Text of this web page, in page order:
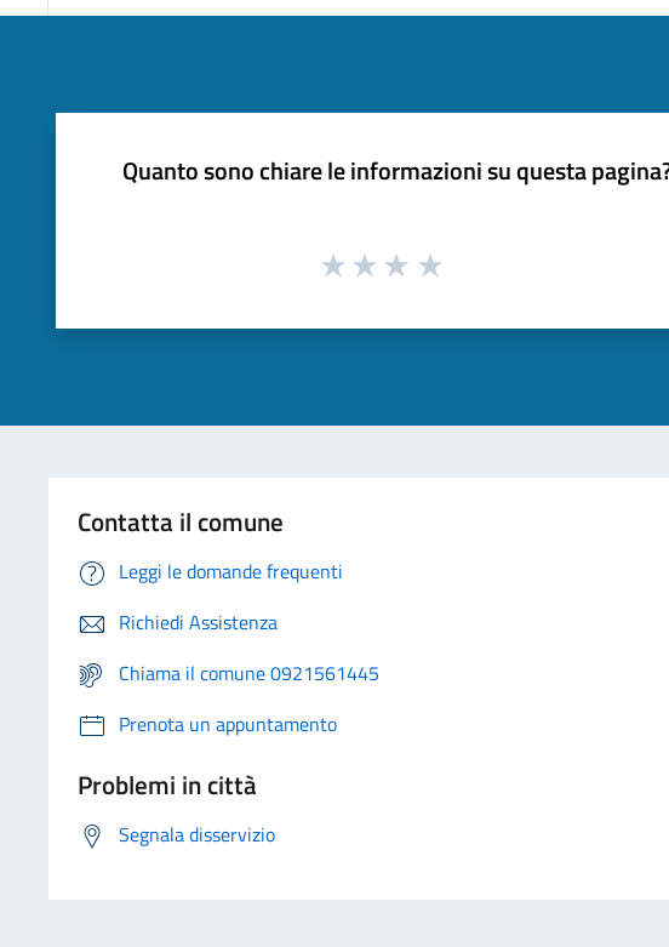
Quanto sono chiare le informazioni su questa
Contatta il comune
Leggi le domande frequenti
Richiedi Assistenza
Chiama il comune 0921561445
Prenota un appuntamento
Problemi in città
Segnala disservizio